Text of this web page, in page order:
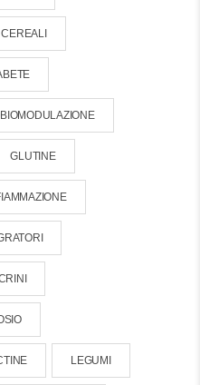
CEREALI
GLUTINE
LEGUMI